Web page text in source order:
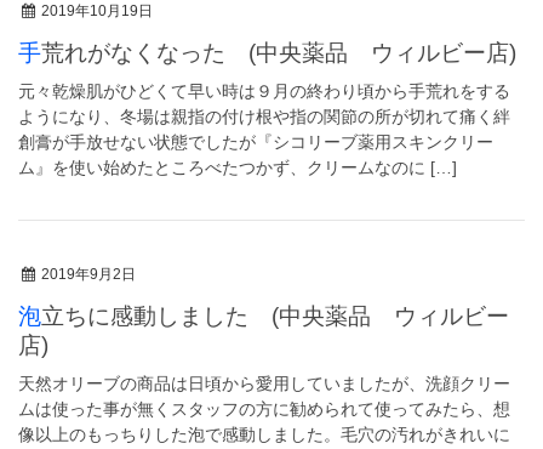
2019年10月19日
手荒れがなくなった (中央薬品 ウィルビー店)
元々乾燥肌がひどくて早い時は９月の終わり頃から手荒れをする
ようになり、冬場は親指の付け根や指の関節の所が切れて痛く絆
創膏が手放せない状態でしたが『シコリーブ薬用スキンクリー
ム』を使い始めたところべたつかず、クリームなのに […]
2019年9月2日
泡立ちに感動しました (中央薬品 ウィルビー
店)
天然オリーブの商品は日頃から愛用していましたが、洗顔クリー
ムは使った事が無くスタッフの方に勧められて使ってみたら、想
像以上のもっちりした泡で感動しました。毛穴の汚れがきれいに